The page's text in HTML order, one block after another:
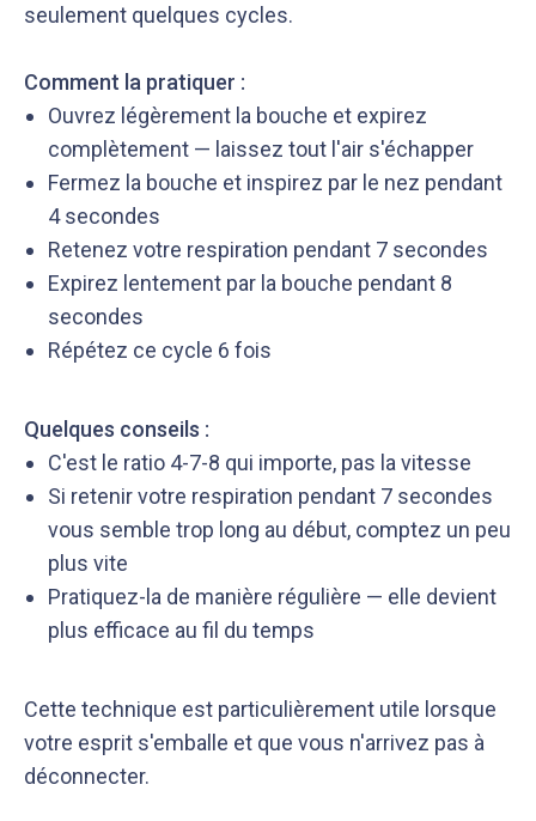
seulement quelques cycles.
Comment la pratiquer :
Ouvrez légèrement la bouche et expirez
complètement — laissez tout l'air s'échapper
Fermez la bouche et inspirez par le nez pendant
4 secondes
Retenez votre respiration pendant 7 secondes
Expirez lentement par la bouche pendant 8
secondes
Répétez ce cycle 6 fois
Quelques conseils :
C'est le ratio 4-7-8 qui importe, pas la vitesse
Si retenir votre respiration pendant 7 secondes
vous semble trop long au début, comptez un peu
plus vite
Pratiquez-la de manière régulière — elle devient
plus efficace au fil du temps
Cette technique est particulièrement utile lorsque
votre esprit s'emballe et que vous n'arrivez pas à
déconnecter.